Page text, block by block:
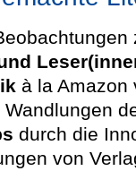
à la Amazon
durch die
von